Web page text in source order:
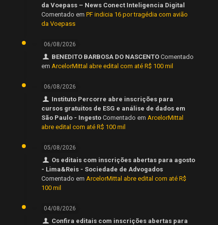
da Voepass – News Conect Inteligencia Digital
Comentado em PF indicia 16 por tragédia com avião
da Voepass
06/08/2026
BENEDITO BARBOSA DO NASCENTO Comentado
em ArcelorMittal abre edital com até R$ 100 mil
06/08/2026
Instituto Percorre abre inscrições para
cursos gratuitos de ESG e análise de dados em
São Paulo - Ingesto Comentado em ArcelorMittal
abre edital com até R$ 100 mil
05/08/2026
Os editais com inscrições abertas para agosto
- Lima&Reis - Sociedade de Advogados
Comentado em ArcelorMittal abre edital com até R$
100 mil
04/08/2026
Confira editais com inscrições abertas para